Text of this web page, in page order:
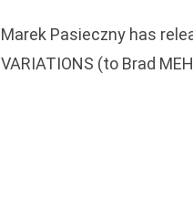
Marek Pasieczny has
VARIATIONS (to Brad